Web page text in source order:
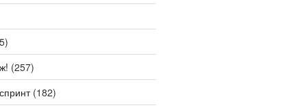
(257)
(182)